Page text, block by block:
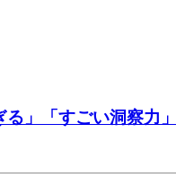
」「すごい洞察力